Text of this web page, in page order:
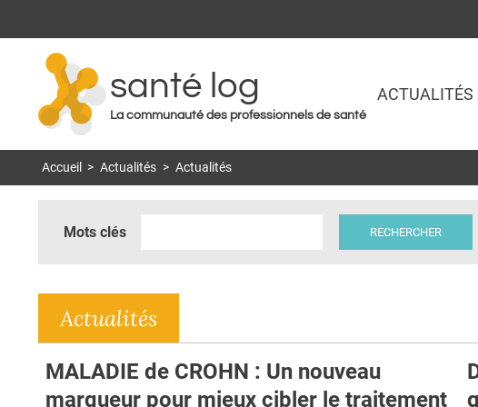
santé log
La communauté des professionnels de santé
ACTUALITÉS
Accueil > Actualités > Actualités
Mots clés
Actualités
MALADIE de CROHN : Un nouveau
marqueur pour mieux cibler le traitement